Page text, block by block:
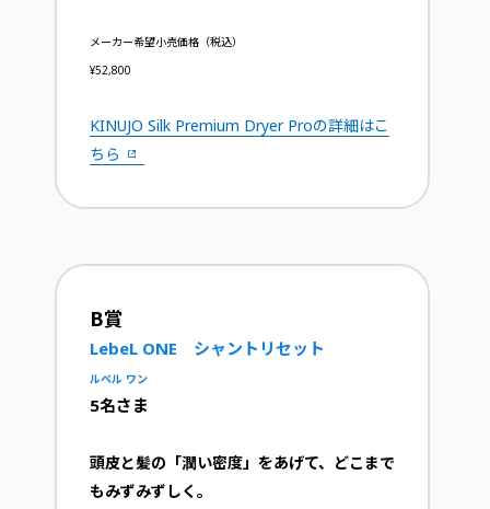
メーカー希望小売価格（税込）
¥52,800
KINUJO Silk Premium Dryer Proの詳細はこ
ちら
B賞
LebeL ONE シャントリセット
ルベル ワン
5名さま
頭皮と髪の「潤い密度」をあげて、どこまで
もみずみずしく。